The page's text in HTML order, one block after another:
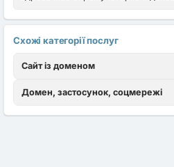
Схожі категорії послуг
Сайт із доменом
Домен, застосунок, соцмережі